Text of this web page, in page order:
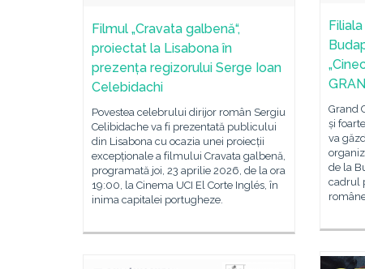
Filmul „Cravata galbenă“,
proiectat la Lisabona în
prezența regizorului Serge Ioan
Celebidachi
Povestea celebrului dirijor român Sergiu
Celibidache va fi prezentată publicului
din Lisabona cu ocazia unei proiecții
excepționale a filmului Cravata galbenă,
programată joi, 23 aprilie 2026, de la ora
19:00, la Cinema UCI El Corte Inglés, în
inima capitalei portugheze.
Grand
și
va
de la
cadrul